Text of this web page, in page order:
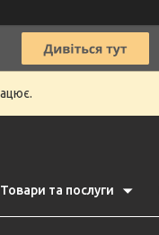
Товари та послуги